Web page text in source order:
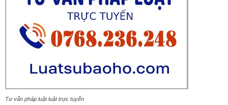
Tư vấn pháp luật luật trực tuyến